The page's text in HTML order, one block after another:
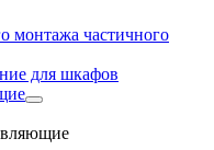
монтажа частичного
для шкафов